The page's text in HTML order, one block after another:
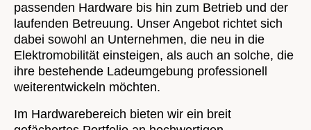
passenden Hardware bis hin zum Betrieb und der
laufenden Betreuung. Unser Angebot richtet sich
dabei sowohl an Unternehmen, die neu in die
Elektromobilität einsteigen, als auch an solche, die
ihre bestehende Ladeumgebung professionell
weiterentwickeln möchten.
Im Hardwarebereich bieten wir ein breit